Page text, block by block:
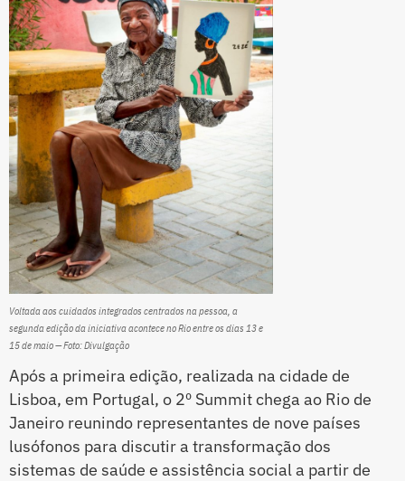
Voltada aos cuidados integrados centrados na pessoa, a
segunda edição da iniciativa acontece no Rio entre os dias 13 e
15 de maio — Foto: Divulgação
Após a primeira edição, realizada na cidade de
Lisboa, em Portugal, o 2º Summit chega ao Rio de
Janeiro reunindo representantes de nove países
lusófonos para discutir a transformação dos
sistemas de saúde e assistência social a partir de